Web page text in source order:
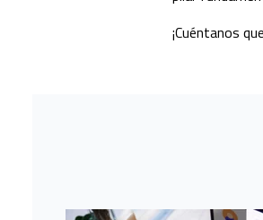
¡Cuéntanos